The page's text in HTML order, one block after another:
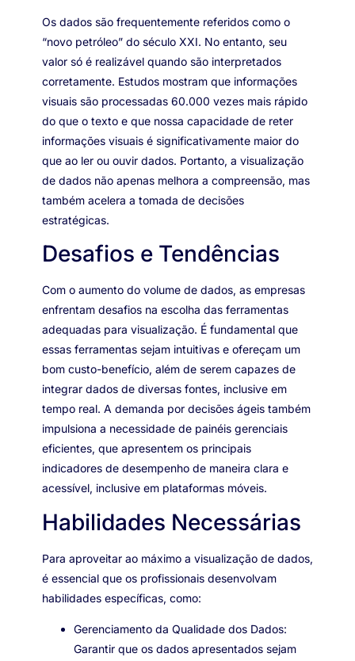
Os dados são frequentemente referidos como o
“novo petróleo” do século XXI. No entanto, seu
valor só é realizável quando são interpretados
corretamente. Estudos mostram que informações
visuais são processadas 60.000 vezes mais rápido
do que o texto e que nossa capacidade de reter
informações visuais é significativamente maior do
que ao ler ou ouvir dados. Portanto, a visualização
de dados não apenas melhora a compreensão, mas
também acelera a tomada de decisões
estratégicas.
Desafios e Tendências
Com o aumento do volume de dados, as empresas
enfrentam desafios na escolha das ferramentas
adequadas para visualização. É fundamental que
essas ferramentas sejam intuitivas e ofereçam um
bom custo-benefício, além de serem capazes de
integrar dados de diversas fontes, inclusive em
tempo real. A demanda por decisões ágeis também
impulsiona a necessidade de painéis gerenciais
eficientes, que apresentem os principais
indicadores de desempenho de maneira clara e
acessível, inclusive em plataformas móveis.
Habilidades Necessárias
Para aproveitar ao máximo a visualização de dados,
é essencial que os profissionais desenvolvam
habilidades específicas, como:
Gerenciamento da Qualidade dos Dados:
Garantir que os dados apresentados sejam